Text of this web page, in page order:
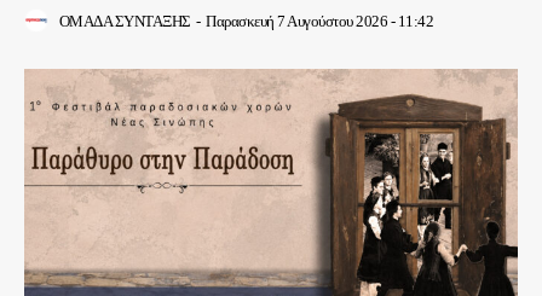
ΟΜΑΔΑ ΣΥΝΤΑΞΗΣ - Παρασκευή 7 Αυγούστου 2026 - 11:42